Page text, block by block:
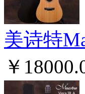
美诗特
￥